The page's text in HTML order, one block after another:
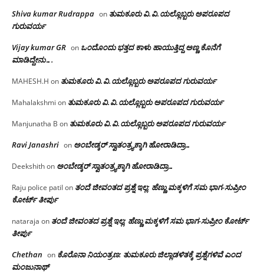
Shiva kumar Rudrappa on ತುಮಕೂರು‌ ವಿ.ವಿ.ಯಲ್ಲೊಬ್ಬರು ಅಪರೂಪದ
ಗುರುವರ್ಯ
Vijay kumar GR on ಒಂದೊಂದು ಭತ್ತದ ಕಾಳು ಹಾಯುತ್ತಿದ್ದ ಅಣ್ಣ ಕೊನೆಗೆ
ಮಾಡಿದ್ದೇನು….
MAHESH.H on ತುಮಕೂರು‌ ವಿ.ವಿ.ಯಲ್ಲೊಬ್ಬರು ಅಪರೂಪದ ಗುರುವರ್ಯ
Mahalakshmi on ತುಮಕೂರು‌ ವಿ.ವಿ.ಯಲ್ಲೊಬ್ಬರು ಅಪರೂಪದ ಗುರುವರ್ಯ
Manjunatha B on ತುಮಕೂರು‌ ವಿ.ವಿ.ಯಲ್ಲೊಬ್ಬರು ಅಪರೂಪದ ಗುರುವರ್ಯ
Ravi Janashri on ಅಂಬೇಡ್ಕರ್ ಸ್ವಾತಂತ್ರ್ಯಕ್ಕಾಗಿ ಹೋರಾಡಿದ್ರಾ…
Deekshithon ಅಂಬೇಡ್ಕರ್ ಸ್ವಾತಂತ್ರ್ಯಕ್ಕಾಗಿ ಹೋರಾಡಿದ್ರಾ…
Raju police patil on ತಂದೆ ಜೀವಂತದ ಪ್ರಶ್ನೆ ಇಲ್ಲ: ಹೆಣ್ಣು ಮಕ್ಕಳಿಗೆ ಸಮ ಭಾಗ-ಸುಪ್ರೀಂ
ಕೋರ್ಟ್ ತೀರ್ಪು
nataraja on ತಂದೆ ಜೀವಂತದ ಪ್ರಶ್ನೆ ಇಲ್ಲ: ಹೆಣ್ಣು ಮಕ್ಕಳಿಗೆ ಸಮ ಭಾಗ-ಸುಪ್ರೀಂ ಕೋರ್ಟ್
ತೀರ್ಪು
Chethan on ಕೊರೊನಾ ನಿಯಂತ್ರಣ: ತುಮಕೂರು ಜಿಲ್ಲಾಡಳಿತಕ್ಕೆ ಪ್ರಶ್ನೆಗಳಿವೆ ಎಂದ
ಮಂಜು‌ನಾಥ್